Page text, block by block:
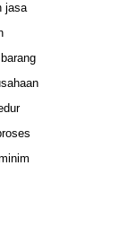
jasa